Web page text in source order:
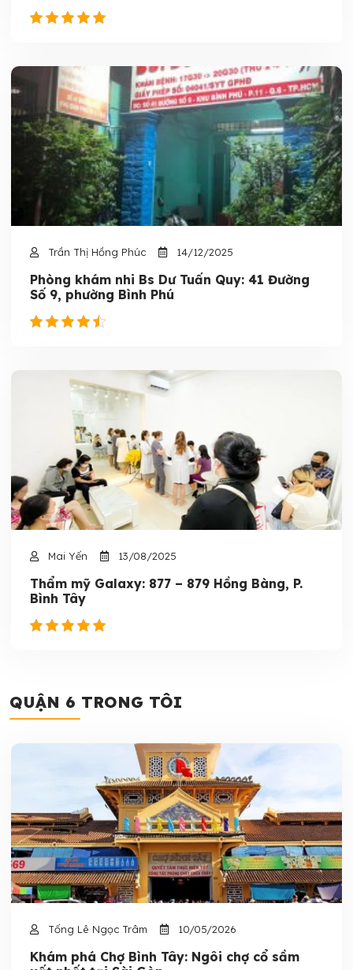
Trần Thị Hồng Phúc 14/12/2025
Phòng khám nhi Bs Dư Tuấn Quy: 41 Đường
Số 9, phường Bình Phú
Mai Yến 13/08/2025
Thẩm mỹ Galaxy: 877 – 879 Hồng Bàng, P.
Bình Tây
QUẬN 6 TRONG TÔI
Tống Lê Ngọc Trâm 10/05/2026
Khám phá Chợ Bình Tây: Ngôi chợ cổ sầm